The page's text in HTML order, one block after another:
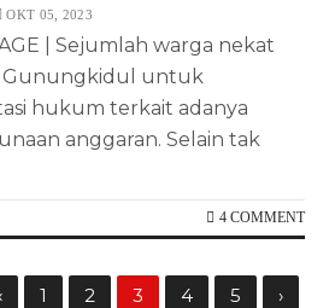
OKT 05, 2023
| Sejumlah warga nekat
Gunungkidul untuk
hukum terkait adanya
anggaran. Selain tak
4 COMMENT
‹ 1 2 3 4 5
›